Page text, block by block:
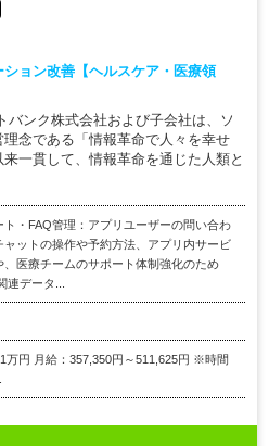
ョン改善【ヘルスケア・医療領
バンク株式会社および子会社は、ソ
念である「情報革命で人々を幸せ
一貫して、情報革命を通じた人類と
ト・FAQ管理：アプリユーザーの問い合わ
ャットの操作や予約方法、アプリ内サービ
、医療チームのサポート体制強化のため
連データ...
万円 月給：357,350円～511,625円 ※時間